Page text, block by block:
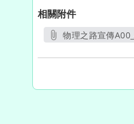
相關附件
物理之路宣傳